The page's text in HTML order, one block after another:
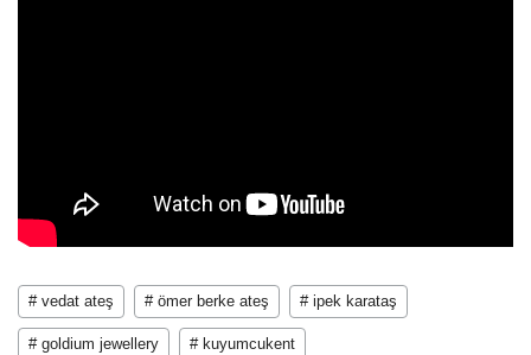
# vedat ateş # ömer berke ateş # ipek karataş
# goldium jewellery # kuyumcukent